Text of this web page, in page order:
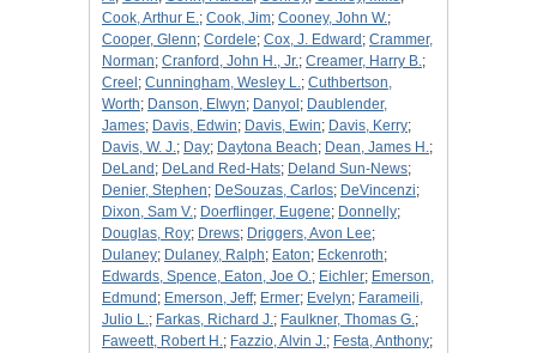
Cook, Arthur E.; Cook, Jim; Cooney, John W.;
Cooper, Glenn; Cordele; Cox, J. Edward ; Crammer,
Norman; Cranford, John H., Jr.; Creamer, Harry B.;
Creel ; Cunningham, Wesley L.; Cuthbertson,
Worth; Danson, Elwyn; Danyol ; Daublender,
James; Davis, Edwin; Davis, Ewin; Davis, Kerry;
Davis, W. J.; Day; Daytona Beach; Dean, James H.;
DeLand ; DeLand Red-Hats; Deland Sun-News;
Denier, Stephen; DeSouzas, Carlos; DeVincenzi;
Dixon, Sam V.; Doerflinger, Eugene; Donnelly;
Douglas, Roy; Drews; Driggers, Avon Lee;
Dulaney; Dulaney, Ralph; Eaton; Eckenroth;
Edwards, Spence, Eaton, Joe O.; Eichler; Emerson,
Edmund ; Emerson, Jeff; Ermer; Evelyn; Farameili,
Julio L.; Farkas, Richard J.; Faulkner, Thomas G.;
Faweett, Robert H.; Fazzio, Alvin J.; Festa, Anthony;